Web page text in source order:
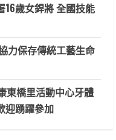
16歲女銲將 全國技能
力保存傳統工藝生命
東橋里活動中心牙體
迎踴躍參加